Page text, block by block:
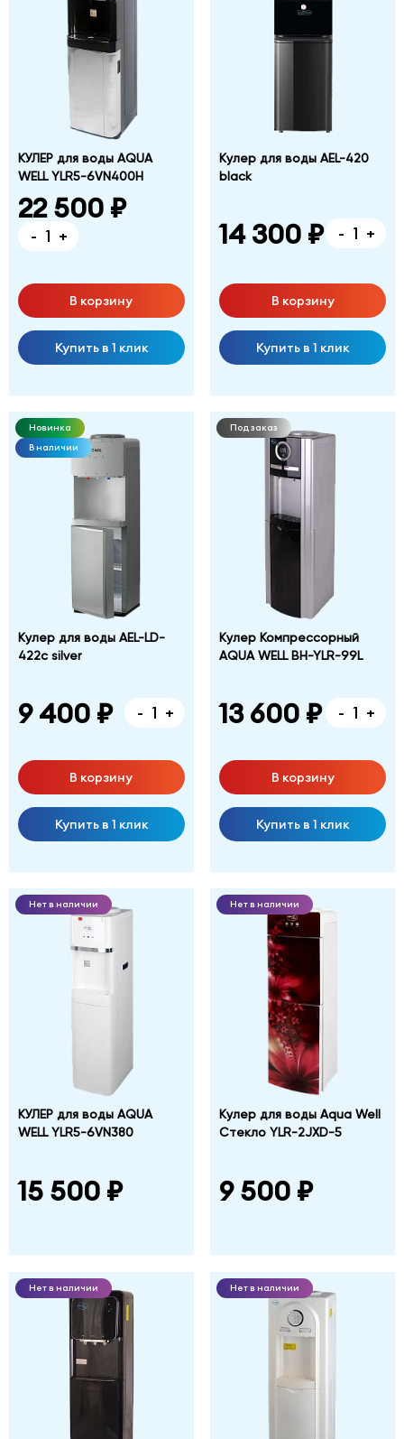
КУЛЕР для воды AQUA
WELL YLR5-6VN400H
22 500 ₽
- +
В корзину
Купить в 1 клик
Кулер для воды AEL-420
black
14 300 ₽ - +
В корзину
Купить в 1 клик
Новинка
В наличии
Кулер для воды AEL-LD-
422c silver
9 400 ₽ - +
В корзину
Купить в 1 клик
Под заказ
Кулер Компрессорный
AQUA WELL BH-YLR-99L
13 600 ₽ - +
В корзину
Купить в 1 клик
Нет в наличии
КУЛЕР для воды AQUA
WELL YLR5-6VN380
15 500 ₽
Нет в наличии
Кулер для воды Aqua Well
Стекло YLR-2JXD-5
9 500 ₽
Нет в наличии Нет в наличии